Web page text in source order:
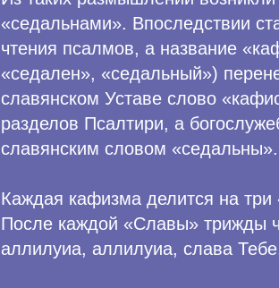
«седальнами». Впоследствии
чтения псалмов, а название
«седален», «седальный»)
славянском Уставе слово
разделов Псалтири, а
славянским словом «седальны».
Каждая кафизма делится на
После каждой «Славы» трижды
аллилуиа, аллилуиа, слава